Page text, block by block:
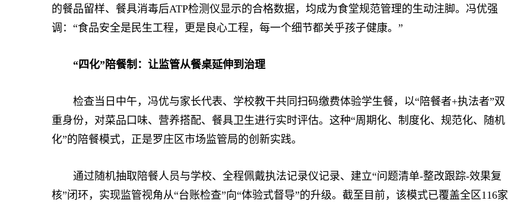
的餐品留样、餐具消毒后ATP检测仪显示的合格数据，均成为食堂规范管理的生动注脚。冯优强
调：“食品安全是民生工程，更是良心工程，每一个细节都关乎孩子健康。”
“四化”陪餐制：让监管从餐桌延伸到治理
检查当日中午，冯优与家长代表、学校教干共同扫码缴费体验学生餐，以“陪餐者+执法者”双
重身份，对菜品口味、营养搭配、餐具卫生进行实时评估。这种“周期化、制度化、规范化、随机
化”的陪餐模式，正是罗庄区市场监管局的创新实践。
通过随机抽取陪餐人员与学校、全程佩戴执法记录仪记录、建立“问题清单-整改跟踪-效果复
核”闭环，实现监管视角从“台账检查”向“体验式督导”的升级。截至目前，该模式已覆盖全区116家